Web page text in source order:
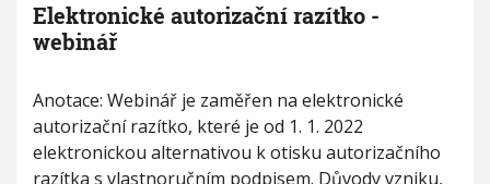
t
O
B
E
Č
V
Á
N
A
V
I
G
Elektronické autorizační razítko -
webinář
Anotace: Webinář je zaměřen na elektronické
autorizační razítko, které je od 1. 1. 2022
elektronickou alternativou k otisku autorizačního
razítka s vlastnoručním podpisem. Důvody vzniku,